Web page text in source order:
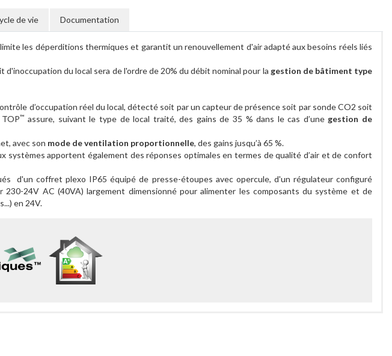
de vie Documentation
les déperditions thermiques et garantit un renouvellement d'air adapté aux besoins réels liés
du local sera de l'ordre de 20% du débit nominal pour la gestion de bâtiment type
d’occupation réel du local, détecté soit par un capteur de présence soit par sonde CO2 soit
™ assure, suivant le type de local traité, des gains de 35 % dans le cas d’une gestion de
avec son mode de ventilation proportionnelle, des gains jusqu’à 65 %.
systèmes apportent également des réponses optimales en termes de qualité d’air et de confort
d'un coffret plexo IP65 équipé de presse-étoupes avec opercule, d'un régulateur configuré
230-24V AC (40VA) largement dimensionné pour alimenter les composants du système et de
en 24V.